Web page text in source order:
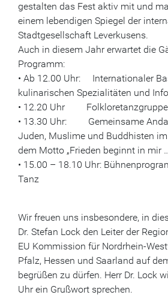
gestalten das Fest aktiv mit und
einem lebendigen Spiegel der
Stadtgesellschaft Leverkusens.
Auch in diesem Jahr erwartet die
Programm:
• Ab 12.00 Uhr: Internationaler
kulinarischen Spezialitäten und
• 12.20 Uhr
• 13.30 Uhr: Gemeinsame
Juden, Muslime und Buddhisten
dem Motto „Frieden beginnt in mir
• 15.00 – 18.10 Uhr:
Tanz
Wir freuen uns insbesondere, in
Dr. Stefan Lock den Leiter der
EU Kommission für Nordrhein-
Pfalz, Hessen und Saarland auf
begrüßen zu dürfen. Herr Dr. Lock
Uhr ein Grußwort sprechen.